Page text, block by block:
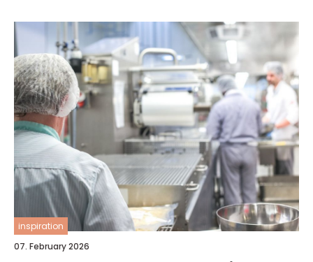
inspiration
07. February 2026